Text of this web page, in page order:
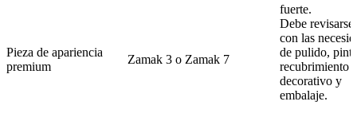
fuerte.
Pieza de apariencia
premium
Zamak 3 o Zamak 7
Debe
con las
de pulido,
recubrimiento
decorativo y
embalaje.